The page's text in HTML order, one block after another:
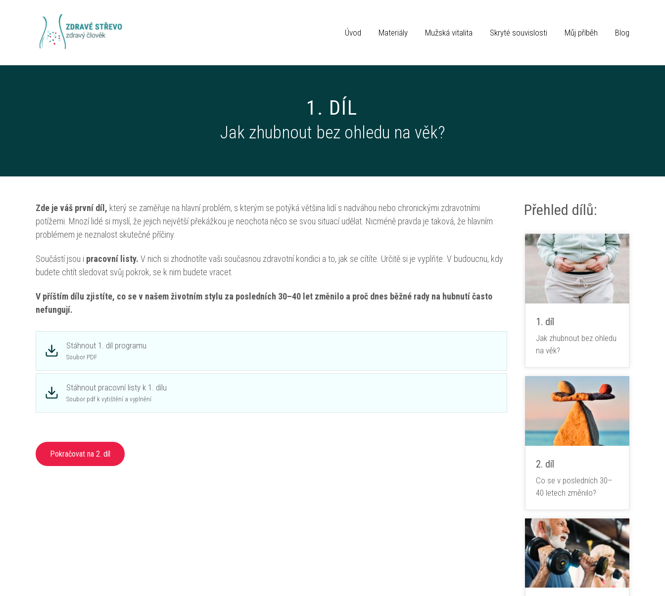
Úvod Materiály Mužská vitalita Skryté souvislosti Můj příběh Blog
1. DÍL
Jak zhubnout bez ohledu na věk?
Zde je váš první díl, který se zaměřuje na hlavní problém, s kterým se potýká většina lidí s nadváhou nebo chronickými zdravotními
potížemi. Mnozí lidé si myslí, že jejich největší překážkou je neochota něco se svou situací udělat. Nicméně pravda je taková, že hlavním
problémem je neznalost skutečné příčiny.
Součástí jsou i pracovní listy. V nich si zhodnotíte vaši současnou zdravotní kondici a to, jak se cítíte. Určitě si je vyplňte. V budoucnu, kdy
budete chtít sledovat svůj pokrok, se k nim budete vracet.
V příštím dílu zjistíte, co se v našem životním stylu za posledních 30–40 let změnilo a proč dnes běžné rady na hubnutí často
nefungují.
Stáhnout 1. díl programu
Soubor PDF
Stáhnout pracovní listy k 1. dílu
Soubor pdf k vytištění a vyplnění
Pokračovat na 2. díl
Přehled dílů:
1. díl
Jak zhubnout bez ohledu
na věk?
2. díl
Co se v posledních 30–
40 letech změnilo?